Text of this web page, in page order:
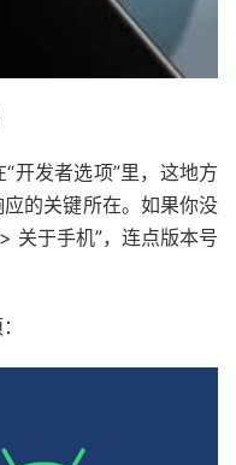
开发者选项”里，这地方
的关键所在。如果你没
关于手机”，连点版本号